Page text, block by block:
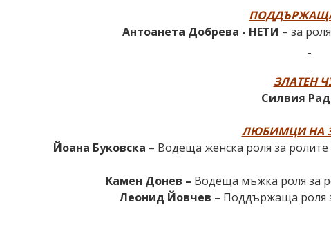
Антоанета Добрева - НЕТИ – за
ЗЛАТЕН
Силвия
ЛЮБИМЦИ НА
Йоана Буковска – Водеща женска роля за
Камен Донев – Водеща мъжка роля за
Леонид Йовчев – Поддържаща роля